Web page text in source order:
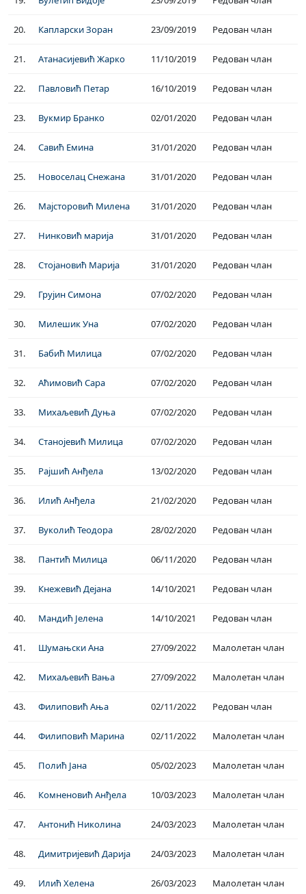
20. Капларски Зоран 23/09/2019 Редован члан
21. Атанасијевић Жарко 11/10/2019 Редован члан
22. Павловић Петар 16/10/2019 Редован члан
23. Вукмир Бранко 02/01/2020 Редован члан
24. Савић Емина 31/01/2020 Редован члан
25. Новоселац Снежана 31/01/2020 Редован члан
26. Мајсторовић Милена 31/01/2020 Редован члан
27. Нинковић марија 31/01/2020 Редован члан
28. Стојановић Марија 31/01/2020 Редован члан
29. Грујин Симона 07/02/2020 Редован члан
30. Милешик Уна 07/02/2020 Редован члан
31. Бабић Милица 07/02/2020 Редован члан
32. Аћимовић Сара 07/02/2020 Редован члан
33. Михаљевић Дуња 07/02/2020 Редован члан
34. Станојевић Милица 07/02/2020 Редован члан
35. Рајшић Анђела 13/02/2020 Редован члан
36. Илић Анђела 21/02/2020 Редован члан
37. Вуколић Теодора 28/02/2020 Редован члан
38. Пантић Милица 06/11/2020 Редован члан
39. Кнежевић Дејана 14/10/2021 Редован члан
40. Мандић Јелена 14/10/2021 Редован члан
41. Шумањски Ана 27/09/2022 Малолетан члан
42. Михаљевић Вања 27/09/2022 Малолетан члан
43. Филиповић Ања 02/11/2022 Редован члан
44. Филиповић Марина 02/11/2022 Малолетан члан
45. Полић Јана 05/02/2023 Малолетан члан
46. Комненовић Анђела 10/03/2023 Малолетан члан
47. Антонић Николина 24/03/2023 Малолетан члан
48. Димитријевић Дарија 24/03/2023 Малолетан члан
49. Илић Хелена 26/03/2023 Малолетан члан